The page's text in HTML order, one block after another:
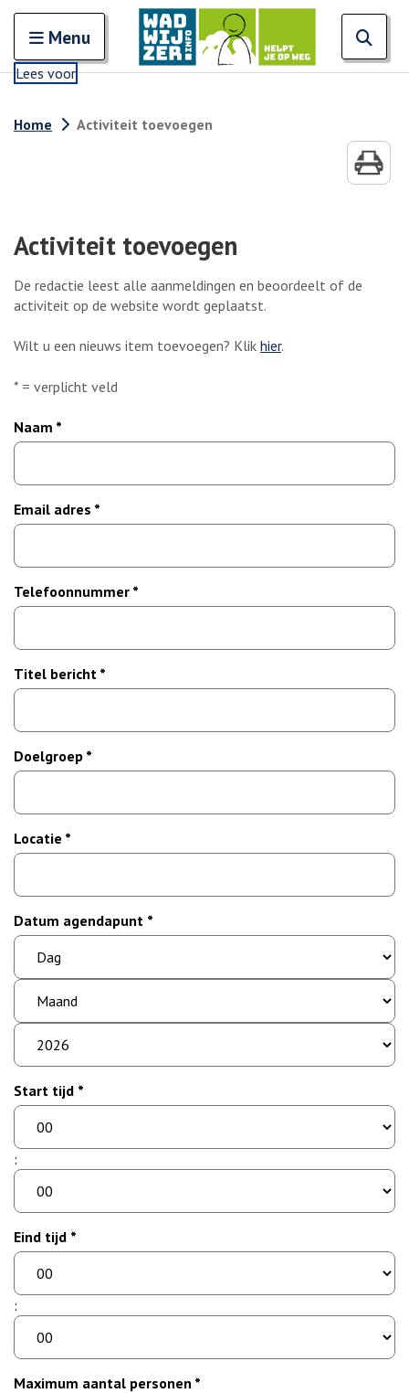
Open en sluit het
Menu
Lees voor
Home Activiteit toevoegen
Activiteit toevoegen
De redactie leest alle aanmeldingen en beoordeelt of de
activiteit op de website wordt geplaatst.
Wilt u een nieuws item toevoegen? Klik hier.
* = verplicht veld
Naam *
Email adres *
Telefoonnummer *
Titel bericht *
Doelgroep *
Locatie *
Datum agendapunt *
dag
maand
jaar
Start tijd *
uur
:
Eind tijd *
uur
:
Maximum aantal personen *